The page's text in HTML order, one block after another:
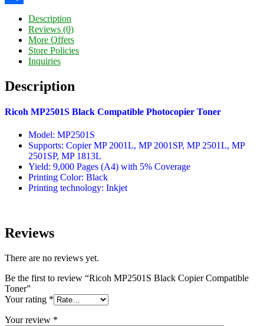
Description
Reviews (0)
More Offers
Store Policies
Inquiries
Description
Ricoh MP2501S Black Compatible Photocopier Toner
Model: MP2501S
Supports: Copier MP 2001L, MP 2001SP, MP 2501L, MP
2501SP, MP 1813L
Yield: 9,000 Pages (A4) with 5% Coverage
Printing Color: Black
Printing technology: Inkjet
Reviews
There are no reviews yet.
Be the first to review “Ricoh MP2501S Black Copier Compatible
Toner”
Your rating *
Your review *